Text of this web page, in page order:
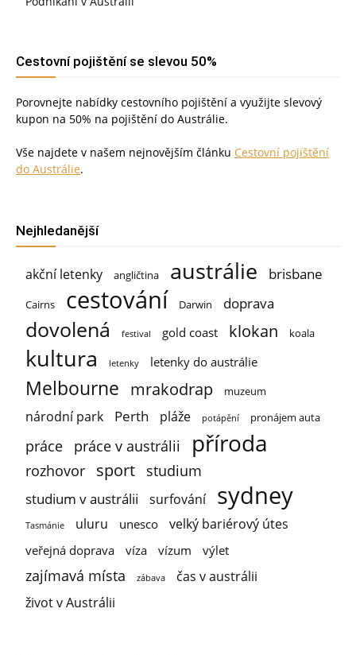
Cestovní pojištění se slevou 50%
Porovnejte nabídky cestovního pojištění a využijte slevový
kupon na 50% na pojištění do Austrálie.
Vše najdete v našem nejnovějším článku Cestovní pojištění
do Austrálie.
Nejhledanější
akční letenky angličtina austrálie brisbane
Cairns cestování Darwin doprava
dovolená festival gold coast klokan koala
kultura letenky letenky do austrálie
Melbourne mrakodrap muzeum
národní park Perth pláže potápění pronájem auta
práce práce v austrálii příroda
rozhovor sport studium
studium v austrálii surfování sydney
Tasmánie uluru unesco velký bariérový útes
veřejná doprava víza vízum výlet
zajímavá místa zábava
čas v austrálii
život v Austrálii